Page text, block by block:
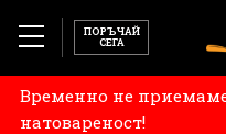
МЕНЮ
ПОРЪЧАЙ
СЕГА
Временно не
натовареност!
МЕНЮ